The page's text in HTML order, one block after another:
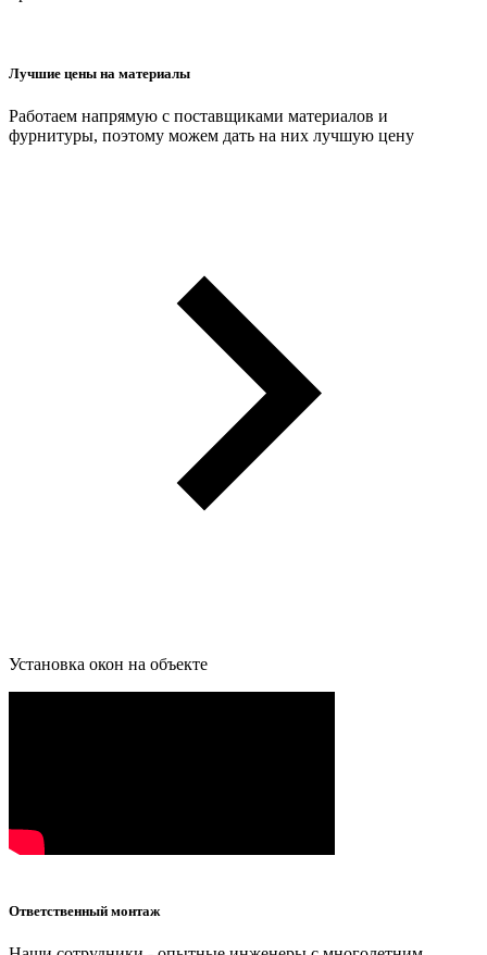
Лучшие цены на материалы
Работаем напрямую с поставщиками материалов и
фурнитуры, поэтому можем дать на них лучшую цену
Установка окон на объекте
Ответственный монтаж